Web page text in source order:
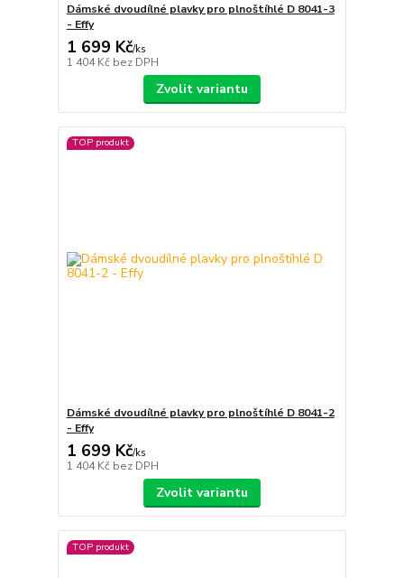
Dámské dvoudílné plavky pro plnoštíhlé D 8041-3
- Effy
1 699 Kč/ks
1 404 Kč bez DPH
Zvolit variantu
TOP produkt
Dámské dvoudílné plavky pro plnoštíhlé D 8041-2
- Effy
1 699 Kč/ks
1 404 Kč bez DPH
Zvolit variantu
TOP produkt